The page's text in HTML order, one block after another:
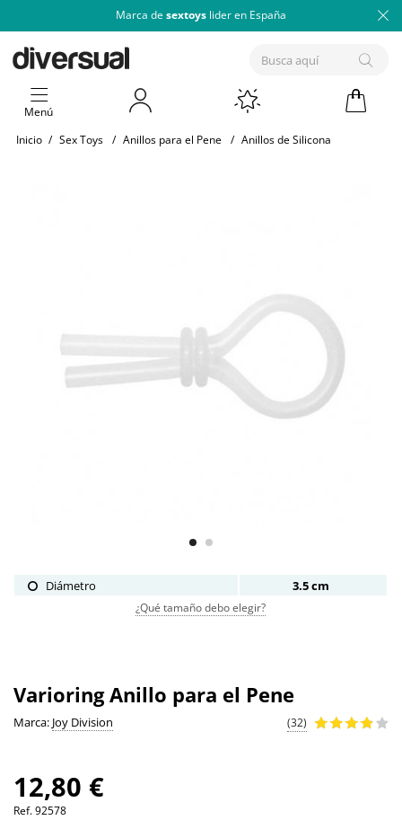
Marca de sextoys lider en España
Menú
Inicio / Sex Toys / Anillos para el Pene / Anillos de Silicona
Diámetro 3.5 cm
¿Qué tamaño debo elegir?
Varioring Anillo para el Pene
Marca: Joy Division (32)
12,80 €
Ref.92578